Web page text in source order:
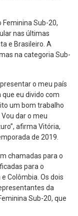
Feminina Sub-20,
nas últimas
e Brasileiro. A
na categoria Sub-
o meu país
eu divido com
um bom trabalho
dar o meu
afirma Vitória,
de 2019.
chamadas para o
para o
Colômbia. Os dois
da
Sub-20, que